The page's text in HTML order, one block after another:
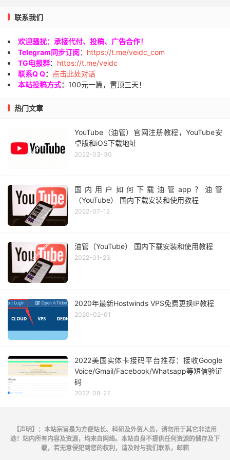
联系我们
欢迎骚扰：承接代付、投稿、广告合作！
Telegram同步订阅： https://t.me/veidc_com
TG电报群： https://t.me/veidc
联系Q Q：
点击此处对话
本站投稿方式： 100元一篇，置顶三天！
热门文章
YouTube（油管）官网注册教程，YouTube安
卓版和iOS下载地址
2022-03-30
国内用户如何下载油管app？油管
（YouTube） 国内下载安装和使用教程
2022-07-12
油管（YouTube） 国内下载安装和使用教程
2022-01-23
2020年最新Hostwinds VPS免费更换IP教程
2020-02-01
2022美国实体卡接码平台推荐：接收Google
Voice/Gmail/Facebook/Whatsapp等短信验证
码
2022-08-27
【声明】：本站宗旨是为方便站长、科研及外贸人员，请勿用于其它非法用
途！站内所有内容及资源，均来自网络。本站自身不提供任何资源的储存及下
载，若无意侵犯到您的权利，请及时与我们联系，邮箱